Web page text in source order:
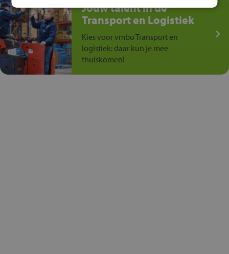
Jouw talent in de
Transport en Logistiek
Kies voor vmbo Transport en
logistiek: daar kun je mee
thuiskomen!